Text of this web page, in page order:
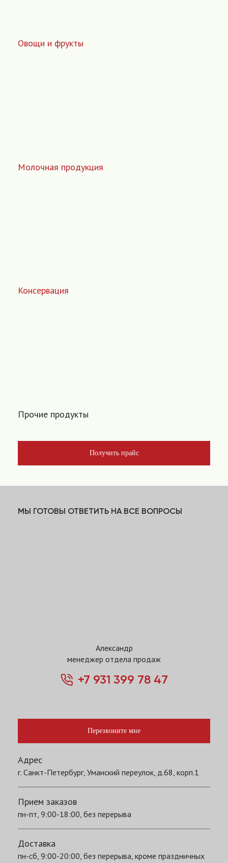
Овощи и фрукты
Молочная продукция
Консервация
Прочие продукты
Получить прайс
МЫ ГОТОВЫ ОТВЕТИТЬ НА ВСЕ ВОПРОСЫ
Александр
менеджер отдела продаж
+7 931 399 78 47
Перезвоните мне
Адрес
г. Санкт-Петербург, Уманский переулок, д.68, корп.1
Прием заказов
пн-пт, 9:00-18:00, без перерыва
Доставка
пн-сб, 9:00-20:00, без перерыва, кроме праздничных